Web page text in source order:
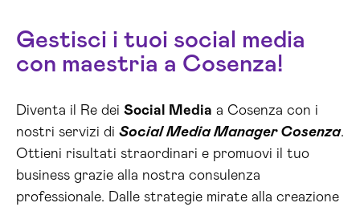
Gestisci i tuoi social media
con maestria a Cosenza!
Diventa il Re dei Social Media a Cosenza con i
nostri servizi di Social Media Manager Cosenza.
Ottieni risultati straordinari e promuovi il tuo
business grazie alla nostra consulenza
professionale. Dalle strategie mirate alla creazione